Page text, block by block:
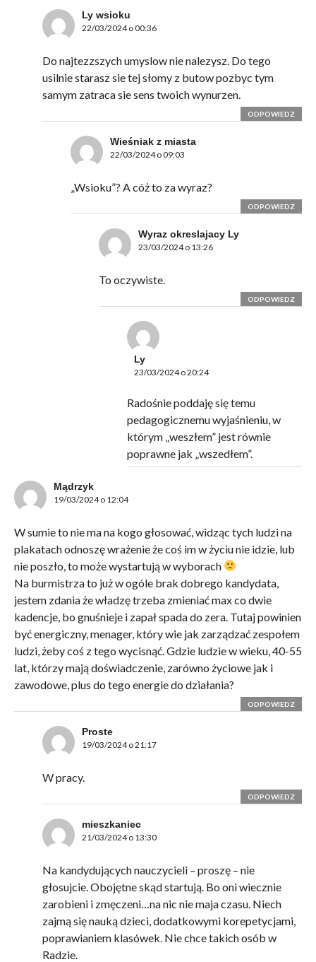
Ly wsioku
22/03/2024 o 00:36
Do najtezzszych umyslow nie nalezysz. Do tego
usilnie starasz sie tej słomy z butow pozbyc tym
samym zatraca sie sens twoich wynurzen.
ODPOWIEDZ
Wieśniak z miasta
22/03/2024 o 09:03
„Wsioku”? A cóż to za wyraz?
ODPOWIEDZ
Wyraz okreslajacy Ly
23/03/2024 o 13:26
To oczywiste.
ODPOWIEDZ
Ly
23/03/2024 o 20:24
Radośnie poddaję się temu
pedagogicznemu wyjaśnieniu, w
którym „weszłem” jest równie
poprawne jak „wszedłem”.
Mądrzyk
19/03/2024 o 12:04
W sumie to nie ma na kogo głosować, widząc tych ludzi na
plakatach odnoszę wrażenie że coś im w życiu nie idzie, lub
nie poszło, to może wystartują w wyborach
Na burmistrza to już w ogóle brak dobrego kandydata,
jestem zdania że władzę trzeba zmieniać max co dwie
kadencje, bo gnuśnieje i zapał spada do zera. Tutaj powinien
być energiczny, menager, który wie jak zarządzać zespołem
ludzi, żeby coś z tego wycisnąć. Gdzie ludzie w wieku, 40-55
lat, którzy mają doświadczenie, zarówno życiowe jak i
zawodowe, plus do tego energie do działania?
ODPOWIEDZ
Proste
19/03/2024 o 21:17
W pracy.
ODPOWIEDZ
mieszkaniec
21/03/2024 o 13:30
Na kandydujących nauczycieli – proszę – nie
głosujcie. Obojętne skąd startują. Bo oni wiecznie
zarobieni i zmęczeni…na nic nie maja czasu. Niech
zajmą się nauką dzieci, dodatkowymi korepetycjami,
poprawianiem klasówek. Nie chce takich osób w
Radzie.